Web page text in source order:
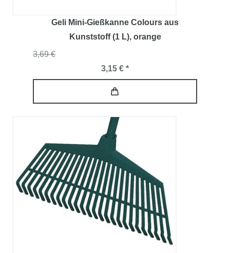
Geli Mini-Gießkanne Colours aus
Kunststoff (1 L), orange
3,69 €
3,15 € *